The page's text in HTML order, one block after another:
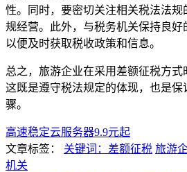
性。同时，要密切关注相关税法法
规经营。此外，与税务机关保持良好
以便及时获取税收政策和信息。
总之，旅游企业在采用差额征税方式
这既是遵守税法规定的体现，也是
骤。
高速稳定云服务器9.9元起
文章标签：
关键词：差额征税 旅游
机关